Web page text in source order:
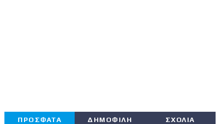
ΠΡΟΣΦΑΤΑ ΔΗΜΟΦΙΛΗ ΣΧΟΛΙΑ